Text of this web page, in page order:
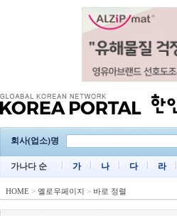
회사(업소)명
가나다 순 가 나 다 라
HOME > 옐로우페이지 > 바로 정렬